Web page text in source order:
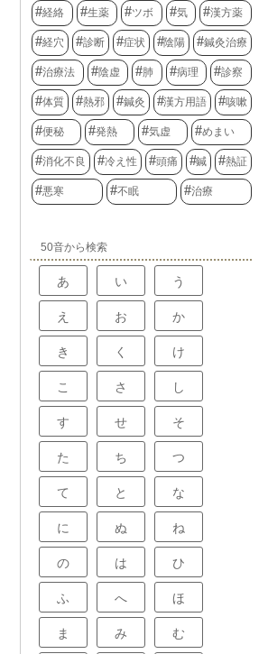
経絡 生薬 ツボ 気 漢方薬
経穴 診断 症状 陰陽 鍼灸治療
治療法 陰虚 肺 病理 診察
体質 熱邪 鍼灸 漢方用語 咳嗽
便秘 発熱 気虚 めまい
消化不良 冷え性 頭痛 鍼 熱証
悪寒 不眠 治療
50音から検索
あ い う
え お か
き く け
こ さ し
す せ そ
た ち つ
て と な
に ぬ ね
の は ひ
ふ へ ほ
ま み む